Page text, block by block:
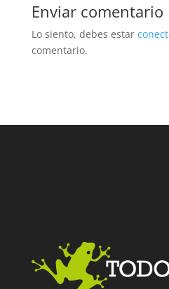
Enviar comentario
Lo siento, debes estar
comentario.
Facebook